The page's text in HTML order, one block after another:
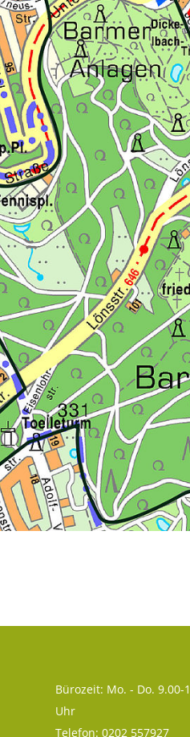
Bürozeit: Mo. - Do. 9.00-
Uhr
Telefon: 0202 557927